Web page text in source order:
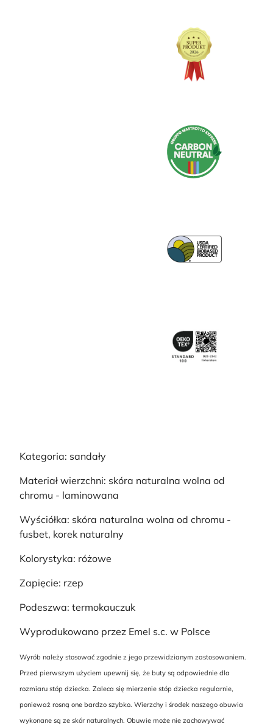
Kategoria: sandały
Materiał wierzchni: skóra naturalna wolna od
chromu - laminowana
Wyściółka: skóra naturalna wolna od chromu -
fusbet, korek naturalny
Kolorystyka: różowe
Zapięcie: rzep
Podeszwa: termokauczuk
Wyprodukowano przez Emel s.c. w Polsce
Wyrób należy stosować zgodnie z jego przewidzianym zastosowaniem.
Przed pierwszym użyciem upewnij się, że buty są odpowiednie dla
rozmiaru stóp dziecka. Zaleca się mierzenie stóp dziecka regularnie,
ponieważ rosną one bardzo szybko. Wierzchy i środek naszego obuwia
wykonane są ze skór naturalnych. Obuwie może nie zachowywać